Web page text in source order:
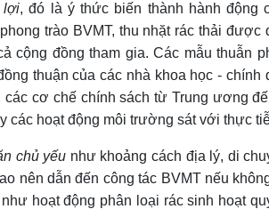
lợi, đó là ý thức biến thành hành động
trào BVMT, thu nhặt rác thải được
cộng đồng tham gia. Các mẫu thuẫn
thuận của các nhà khoa học - chính
các cơ chế chính sách từ Trung ương
các hoạt động môi trường sát với thực
chủ yếu như khoảng cách địa lý, di
nên dẫn đến công tác BVMT nếu
hoạt động phân loại rác sinh hoạt